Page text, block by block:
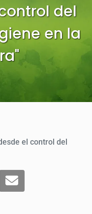
del
en la
el control del